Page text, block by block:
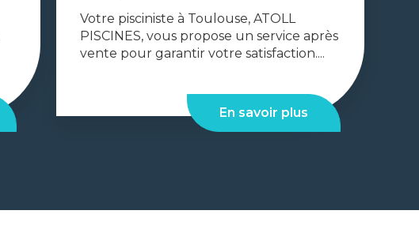
Votre pisciniste à Toulouse, ATOLL
PISCINES, vous propose un service après
vente pour garantir votre satisfaction....
En savoir plus